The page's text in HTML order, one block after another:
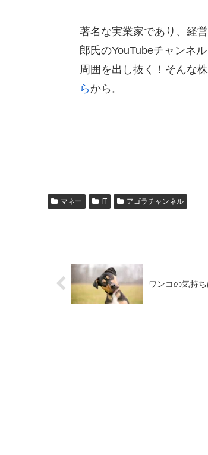
著名な実業家であり、経
郎氏のYouTubeチャンネル
周囲を出し抜く！そんな
ら から。
マネー IT アゴラチャンネル
ワンコの気持